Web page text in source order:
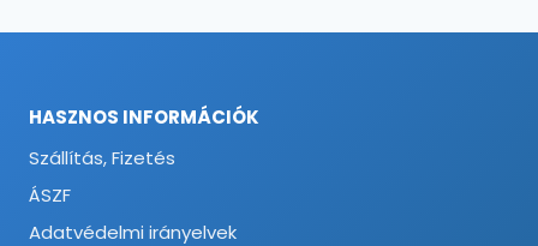
HASZNOS INFORMÁCIÓK
Szállítás, Fizetés
ÁSZF
Adatvédelmi irányelvek